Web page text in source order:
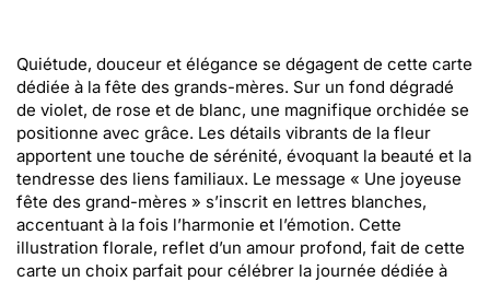
Quiétude, douceur et élégance se dégagent de cette carte
dédiée à la fête des grands-mères. Sur un fond dégradé
de violet, de rose et de blanc, une magnifique orchidée se
positionne avec grâce. Les détails vibrants de la fleur
apportent une touche de sérénité, évoquant la beauté et la
tendresse des liens familiaux. Le message « Une joyeuse
fête des grand-mères » s’inscrit en lettres blanches,
accentuant à la fois l’harmonie et l’émotion. Cette
illustration florale, reflet d’un amour profond, fait de cette
carte un choix parfait pour célébrer la journée dédiée à